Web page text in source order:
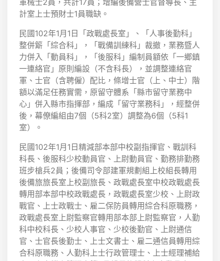
計室上士預財士1員職缺。
民國102年1月1日「政戰處長室」、「人事後勤科」
整併簛「綜合科」，「戰備訓練科」裁撤，業務暨人
力併入「動員科」，「後服科」編制員額依「一鄉鎮
一連絡官」原則編設（不含科長），並調整連絡官
軍、士官（含聘僱）配比，條增士官（上、中士）階
額以滿足任務實需，原留守體系「縣市留守業務中
心」併入縣市指揮部，編成「留守業務科」，經整併
後，幕僚編組由7個（5科2室）調整為6個（5科1
室）。
民國102年1月1日精減部本部中校副指揮官、戰訓科
科長、後服科少校動員官、上尉動員官、勤務排勤務
班步槍兵2員；後備司令部建軍規劃組上校組長轉用
後備旅旅長室上校副旅長、政戰處長室中校政戰處長
轉用部本部中校政戰處長，政戰處長室少校、上尉政
戰官、上士政戰士、雇二保防員轉用綜合科原職務，
政戰處長室上尉監察官轉用部本部上尉監察官，人勤
科中校科長、少校人事官、少校後勤官、上尉通信
官、士官長後勤士、上士文書士、雇二通信員轉用綜
合科原職務、人勤科上士行政管理士、上士經理補給